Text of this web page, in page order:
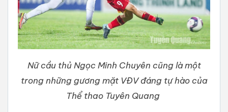
Nữ cầu thủ Ngọc Minh Chuyên cũng là một
trong những gương mặt VĐV đáng tự hào của
Thể thao Tuyên Quang